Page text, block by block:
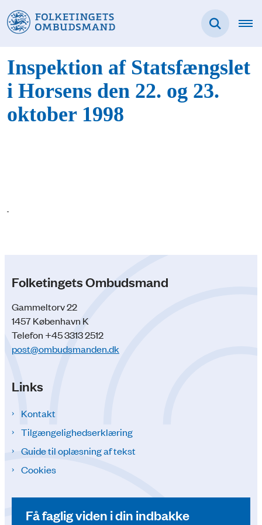
Inspektion af Statsfængslet
i Horsens den 22. og 23.
oktober 1998
Folketingets Ombudsmand
Gammeltorv 22
1457 København K
Telefon +45 3313 2512
post@ombudsmanden.dk
Links
Kontakt
Tilgængelighedserklæring
Guide til oplæsning af tekst
Cookies
Få faglig viden i din indbakke